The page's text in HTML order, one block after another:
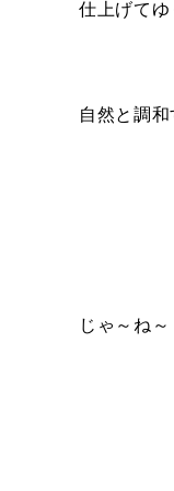
仕上げてゆ
自然と調
じゃ～ね～